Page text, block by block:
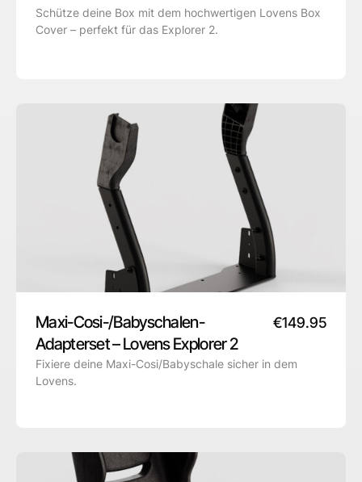
Schütze deine Box mit dem hochwertigen Lovens Box
Cover – perfekt für das Explorer 2.
Maxi-Cosi-/Babyschalen-
Adapterset – Lovens Explorer 2
€149.95
Fixiere deine Maxi-Cosi/Babyschale sicher in dem
Lovens.